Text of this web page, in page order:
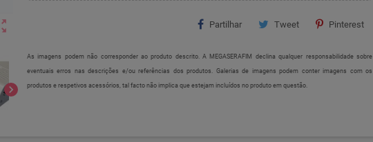
chevron_right
Partilhar Tweet Pinterest
As imagens podem não corresponder ao produto descrito. A MEGASERAFIM declina qualquer responsabilidade sobre
eventuais erros nas descrições e/ou referências dos produtos. Galerias de imagens podem conter imagens com os
produtos e respetivos acessórios, tal facto não implica que estejam incluídos no produto em questão.